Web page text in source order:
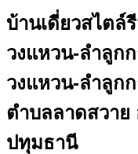
บ้านเดี่ยวสไตล์
วงแหวน-ลำลูก
วงแหวน-ลำลูก
ตำบลลาดสวาย
ปทุมธานี